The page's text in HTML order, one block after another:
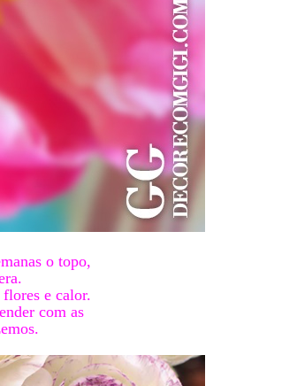
o topo,
flores e calor.
com as